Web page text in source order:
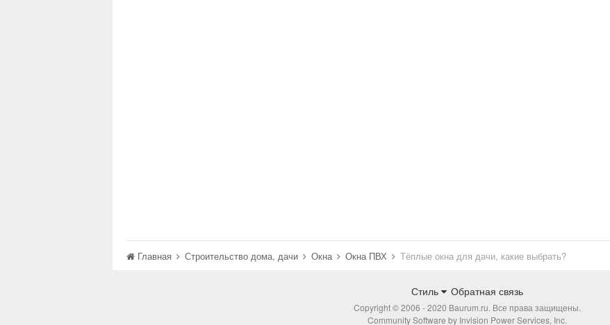
Главная Строительство дома, дачи Окна Окна ПВХ Тёплые окна для дачи, какие выбрать?
Стиль Обратная связь
Copyright © 2006 - 2020 Baurum.ru. Все права защищены.
Community Software by Invision Power Services, Inc.